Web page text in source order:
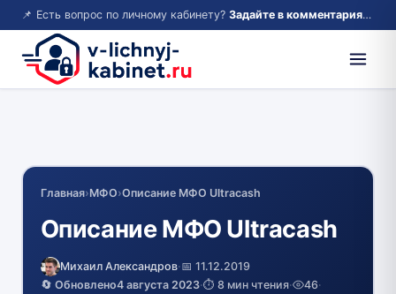
📌 Есть вопрос по личному кабинету? Задайте в комментариях — ответим!
Главная›МФО›Описание МФО Ultracash
Описание МФО Ultracash
Михаил Александров·📅 11.12.2019
🔄 Обновлено4 августа 2023·⏱️ 8 мин чтения· 46·